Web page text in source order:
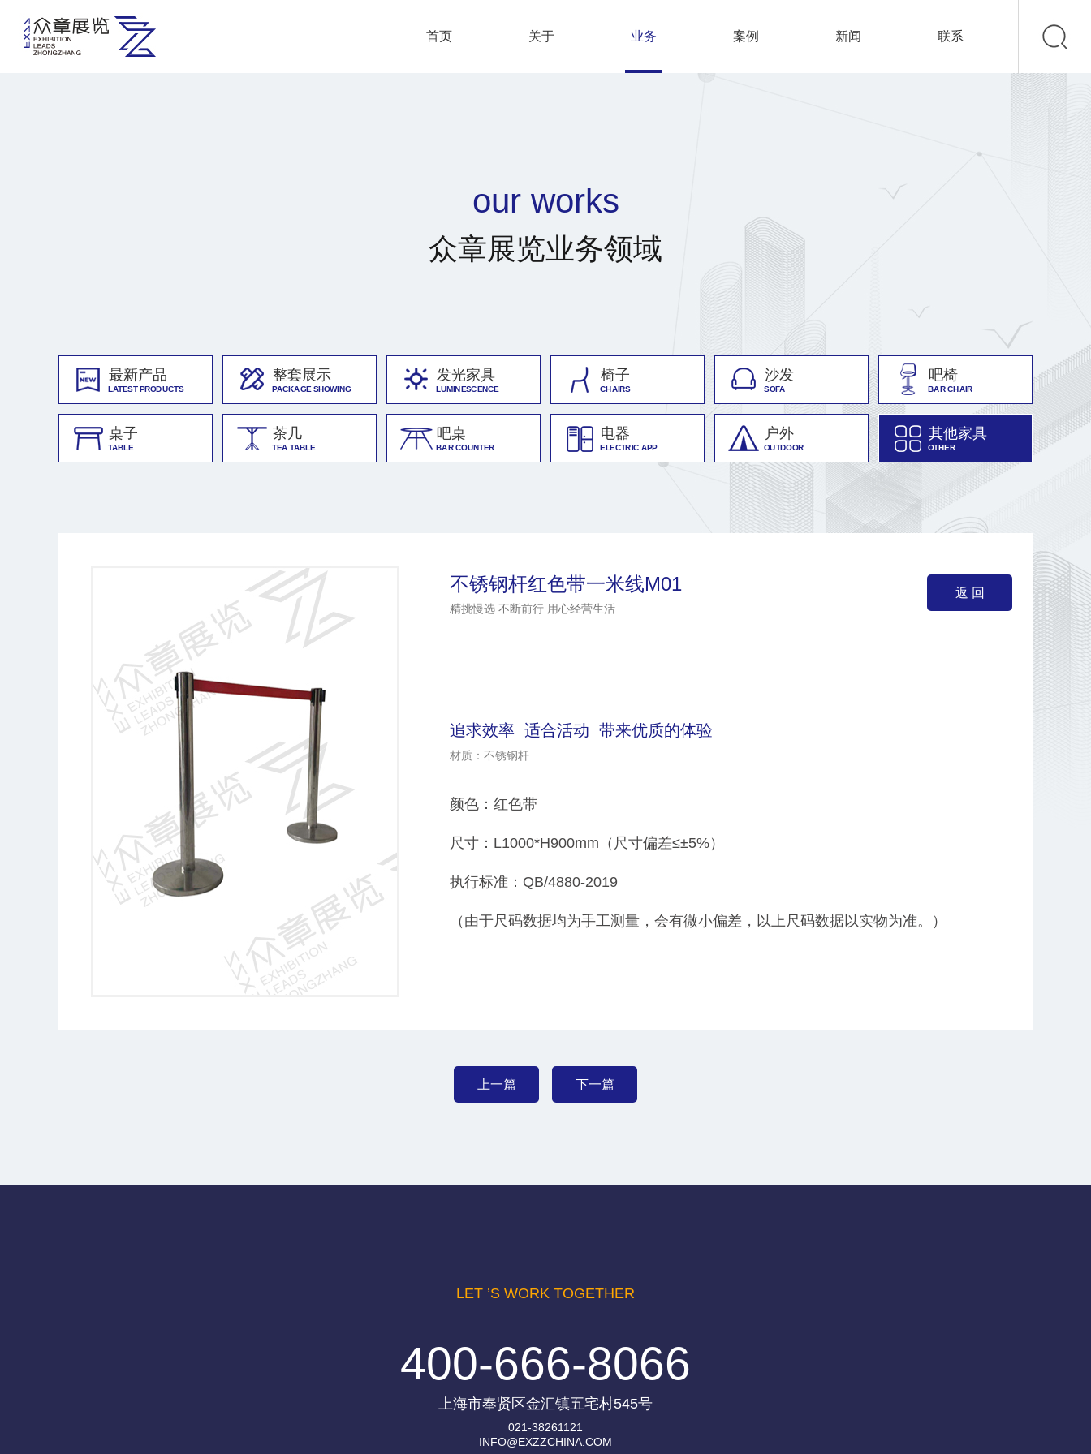
首页 关于 业务 案例 新闻 联系
our works
众章展览业务领域
最新产品
LATEST PRODUCTS
整套展示
PACKAGE SHOWING
发光家具
LUMINESCENCE
椅子
CHAIRS
沙发
SOFA
吧椅
BAR CHAIR
桌子
TABLE
茶几
TEA TABLE
吧桌
BAR COUNTER
电器
ELECTRIC APP
户外
OUTDOOR
其他家具
OTHER
返 回
不锈钢杆红色带一米线M01
精挑慢选 不断前行 用心经营生活
追求效率 适合活动 带来优质的体验
材质：不锈钢杆
颜色：红色带
尺寸：L1000*H900mm（尺寸偏差≤±5%）
执行标准：QB/4880-2019
（由于尺码数据均为手工测量，会有微小偏差，以上尺码数据以实物为准。）
上一篇 下一篇
LET ’S WORK TOGETHER
400-666-8066
上海市奉贤区金汇镇五宅村545号
021-38261121
INFO@EXZZCHINA.COM